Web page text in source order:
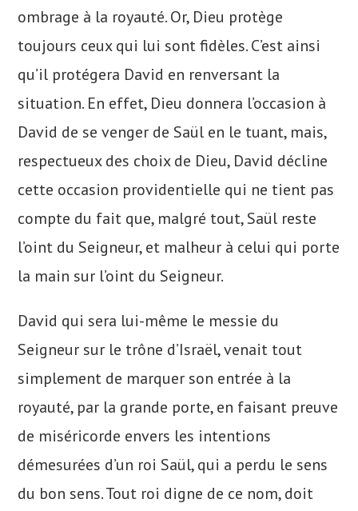
ombrage à la royauté. Or, Dieu protège
toujours ceux qui lui sont fidèles. C’est ainsi
qu’il protégera David en renversant la
situation. En effet, Dieu donnera l’occasion à
David de se venger de Saül en le tuant, mais,
respectueux des choix de Dieu, David décline
cette occasion providentielle qui ne tient pas
compte du fait que, malgré tout, Saül reste
l’oint du Seigneur, et malheur à celui qui porte
la main sur l’oint du Seigneur.
David qui sera lui-même le messie du
Seigneur sur le trône d’Israël, venait tout
simplement de marquer son entrée à la
royauté, par la grande porte, en faisant preuve
de miséricorde envers les intentions
démesurées d’un roi Saül, qui a perdu le sens
du bon sens. Tout roi digne de ce nom, doit